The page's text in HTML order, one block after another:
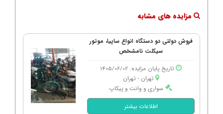
مزایده های مشابه
فروش دولتی دو دستگاه انواع ساپیا، موتور
سیکلت نامشخص
تاریخ پایان مزایده: 1405/06/02
تهران - تهران
سواری و وانت و پیکاپ
اطلاعات بیشتر